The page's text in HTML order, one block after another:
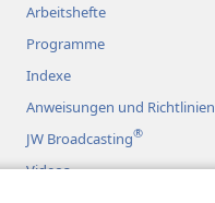
Arbeitshefte
Programme
Indexe
Anweisungen und Richtlinien
JW Broadcasting®
Videos